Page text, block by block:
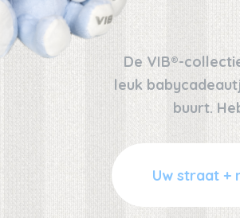
De VIB®-
leuk
buurt.